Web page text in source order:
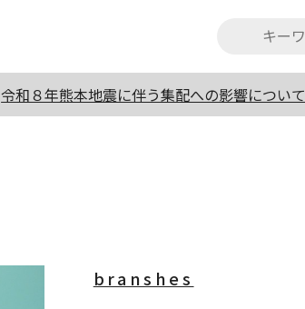
令和８年熊本地震に伴う集配への影響について
branshes